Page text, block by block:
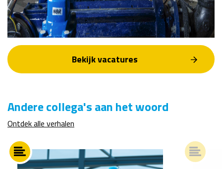
Bekijk vacatures
Andere collega's aan het woord
Ontdek alle verhalen